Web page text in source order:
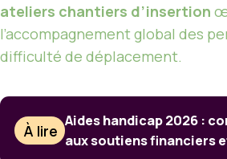
ateliers chantiers d’insertion
l’accompagnement global des
difficulté de déplacement.
À lire
Aides handicap 2026 :
aux soutiens financiers